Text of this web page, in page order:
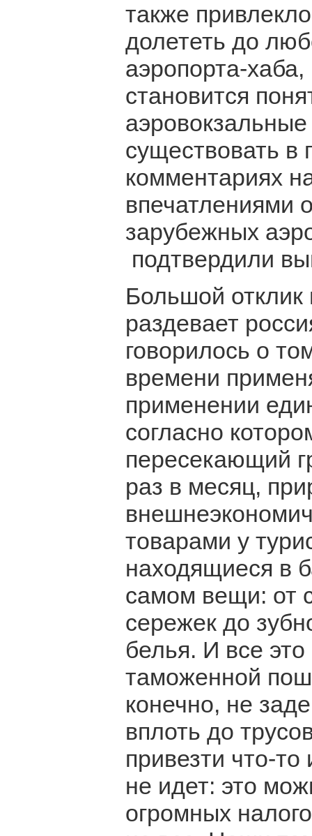
также
долететь до
аэропорта-
становится
существовать
комментариях
впечатлениями
зарубежных
подтвердили
Большой
раздевает
говорилось о
времени
применении
согласно
пересекающий
раз в месяц,
товарами у
находящиеся в
самом вещи: от
сережек до
белья. И все
таможенной
конечно, не
вплоть до
привезти что-
не идет: это
огромных